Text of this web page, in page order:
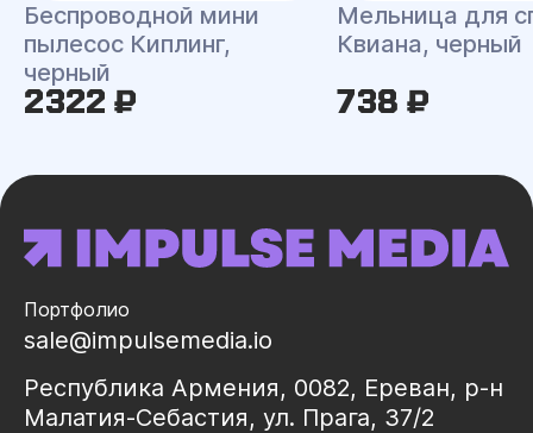
Беспроводной мини
пылесос Киплинг,
черный
2322 ₽
Мельница для
Квиана, черный
738 ₽
Портфолио
sale@impulsemedia.io
Республика Армения, 0082, Ереван, р-н
Малатия-Себастия, ул. Прага, 37/2